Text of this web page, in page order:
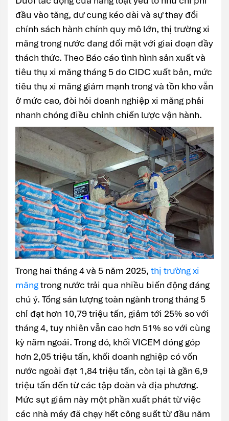
đầu vào tăng, dư cung kéo dài và sự thay đổi
chính sách hành chính quy mô lớn, thị trường xi
măng trong nước đang đối mặt với giai đoạn đầy
thách thức. Theo Báo cáo tình hình sản xuất và
tiêu thụ xi măng tháng 5 do CIDC xuất bản, mức
tiêu thụ xi măng giảm mạnh trong và tồn kho vẫn
ở mức cao, đòi hỏi doanh nghiệp xi măng phải
nhanh chóng điều chỉnh chiến lược vận hành.
Trong hai tháng 4 và 5 năm 2025, thị trường xi
măngtrong nước trải qua nhiều biến động đáng
chú ý. Tổng sản lượng toàn ngành trong tháng 5
chỉ đạt hơn 10,79 triệu tấn, giảm tới 25% so với
tháng 4, tuy nhiên vẫn cao hơn 51% so với cùng
kỳ năm ngoái. Trong đó, khối VICEM đóng góp
hơn 2,05 triệu tấn, khối doanh nghiệp có vốn
nước ngoài đạt 1,84 triệu tấn, còn lại là gần 6,9
triệu tấn đến từ các tập đoàn và địa phương.
Mức sụt giảm này một phần xuất phát từ việc
các nhà máy đã chạy hết công suất từ đầu năm